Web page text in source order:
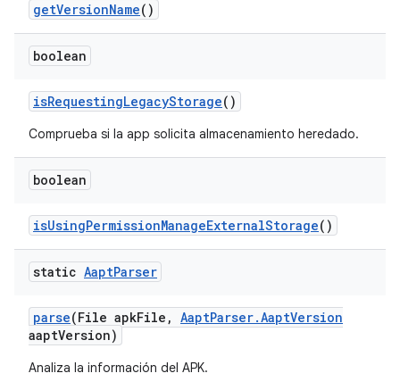
getVersionName()
boolean
isRequestingLegacyStorage()
Comprueba si la app solicita almacenamiento heredado.
boolean
isUsingPermissionManageExternalStorage()
static AaptParser
parse(File apkFile , AaptParser.AaptVersion
aaptVersion)
Analiza la información del APK.